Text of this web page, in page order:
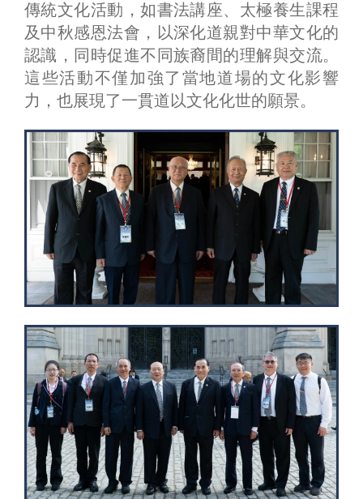
傳統文化活動，如書法講座、太極養生課程
及中秋感恩法會，以深化道親對中華文化的
認識，同時促進不同族裔間的理解與交流。
這些活動不僅加強了當地道場的文化影響
力，也展現了一貫道以文化化世的願景。